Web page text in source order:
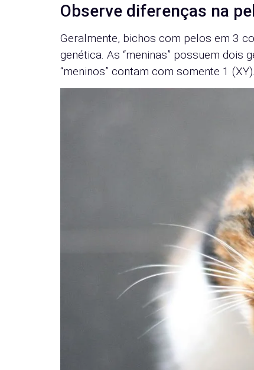
Observe diferenças na
Geralmente, bichos com pelos em 3
genética. As “meninas” possuem
“meninos” contam com somente 1 (XY).